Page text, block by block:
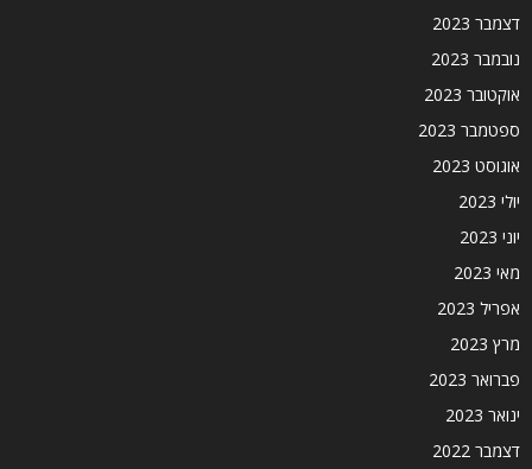
דצמבר 2023
נובמבר 2023
אוקטובר 2023
ספטמבר 2023
אוגוסט 2023
יולי 2023
יוני 2023
מאי 2023
אפריל 2023
מרץ 2023
פברואר 2023
ינואר 2023
דצמבר 2022